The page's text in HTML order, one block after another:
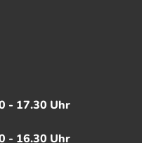
- 17.30 Uhr
- 16.30 Uhr